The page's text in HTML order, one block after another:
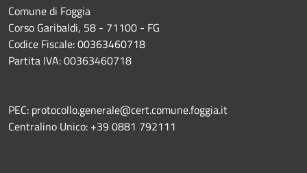
Comune di Foggia
Corso Garibaldi, 58 - 71100 - FG
Codice Fiscale: 00363460718
Partita IVA: 00363460718
PEC: protocollo.generale@cert.comune.foggia.it
Centralino Unico: +39 0881 792111